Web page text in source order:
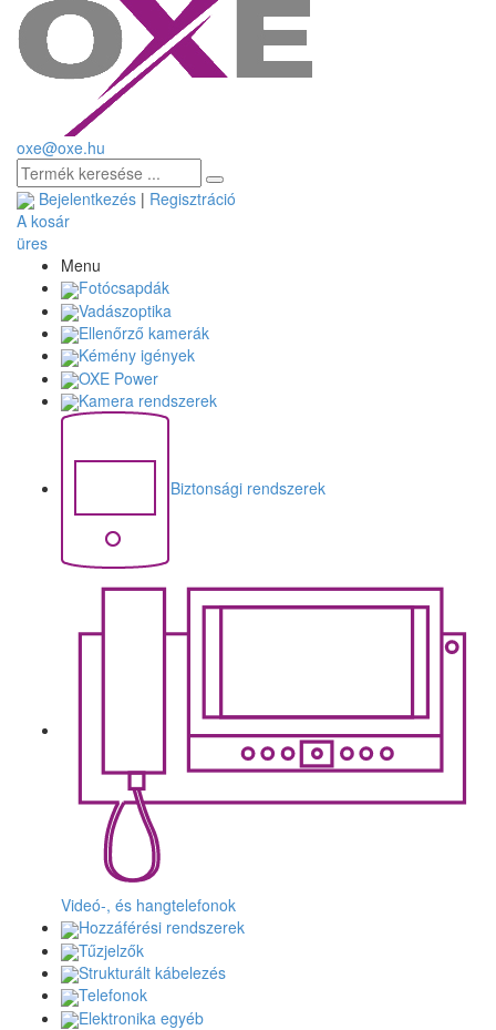
oxe@oxe.hu
Bejelentkezés | Regisztráció
A kosár
üres
Menu
Fotócsapdák
Vadászoptika
Ellenőrző kamerák
Kémény igények
OXE Power
Kamera rendszerek
Biztonsági rendszerek
Videó-, és hangtelefonok
Hozzáférési rendszerek
Tűzjelzők
Strukturált kábelezés
Telefonok
Elektronika egyéb